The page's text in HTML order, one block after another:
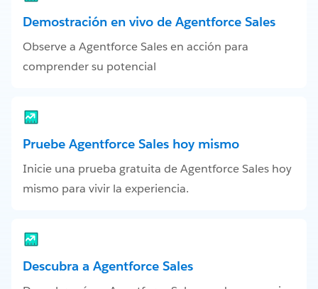
Demostración en vivo de Agentforce Sales
Observe a Agentforce Sales en acción para
comprender su potencial
Pruebe Agentforce Sales hoy mismo
Inicie una prueba gratuita de Agentforce Sales hoy
mismo para vivir la experiencia.
Descubra a Agentforce Sales